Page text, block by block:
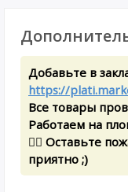
Добавьте в
https://
Все товары
Работаем на
✍🏻 Оставьте
приятно ;)